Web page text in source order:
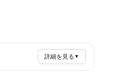
詳細を見る ▼